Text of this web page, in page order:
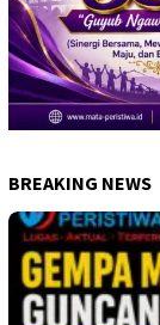
BREAKING NEWS